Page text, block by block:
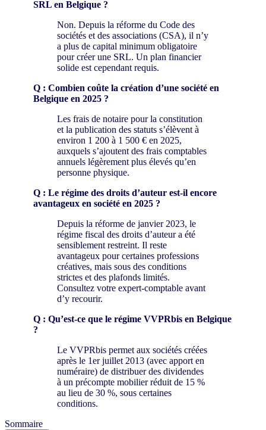
SRL en Belgique ?
Non. Depuis la réforme du Code des
sociétés et des associations (CSA), il n’y
a plus de capital minimum obligatoire
pour créer une SRL. Un plan financier
solide est cependant requis.
Q : Combien coûte la création d’une société en
Belgique en 2025 ?
Les frais de notaire pour la constitution
et la publication des statuts s’élèvent à
environ 1 200 à 1 500 € en 2025,
auxquels s’ajoutent des frais comptables
annuels légèrement plus élevés qu’en
personne physique.
Q : Le régime des droits d’auteur est-il encore
avantageux en société en 2025 ?
Depuis la réforme de janvier 2023, le
régime fiscal des droits d’auteur a été
sensiblement restreint. Il reste
avantageux pour certaines professions
créatives, mais sous des conditions
strictes et des plafonds limités.
Consultez votre expert-comptable avant
d’y recourir.
Q : Qu’est-ce que le régime VVPRbis en Belgique
?
Le VVPRbis permet aux sociétés créées
après le 1er juillet 2013 (avec apport en
numéraire) de distribuer des dividendes
à un précompte mobilier réduit de 15 %
au lieu de 30 %, sous certaines
conditions.
Sommaire